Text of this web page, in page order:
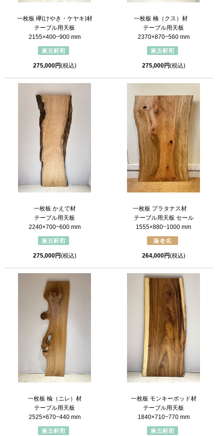
一枚板 欅(けやき・ケヤキ)材
テーブル用天板
2155×400~900 mm
275,000円(税込)
一枚板 楠（クス）材
テーブル用天板
2370×870~560 mm
275,000円(税込)
一枚板 かえで材
テーブル用天板
2240×700~600 mm
275,000円(税込)
一枚板 プラタナス材
テーブル用天板 セール
1555×880~1000 mm
264,000円(税込)
一枚板 楡（ニレ）材
テーブル用天板
2525×670~440 mm
一枚板 モンキーポッド材
テーブル用天板
1840×710~770 mm